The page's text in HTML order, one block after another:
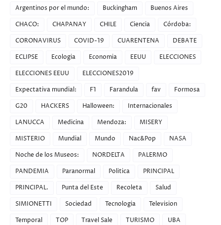
Argentinos por el mundo:
Buckingham
Buenos Aires
CHACO:
CHAPANAY CHILE Ciencia
Córdoba:
CORONAVIRUS
COVID-19 CUARENTENA
DEBATE
ECLIPSE
Ecologia Economia EEUU
ELECCIONES
ELECCIONES EEUU
ELECCIONES2019
Expectativa mundial:
F1 Farandula fav
Formosa
G20
HACKERS Halloween:
Internacionales
LANUCCA
Medicina Mendoza:
MISERY
MISTERIO
Mundial Mundo Nac&Pop
NASA
Noche de los Museos:
NORDELTA
PALERMO
PANDEMIA
Paranormal Politica
PRINCIPAL
PRINCIPAL.
Punta del Este Recoleta
Salud
SIMIONETTI
Sociedad Tecnologia
Television
Temporal
TOP Travel Sale TURISMO UBA